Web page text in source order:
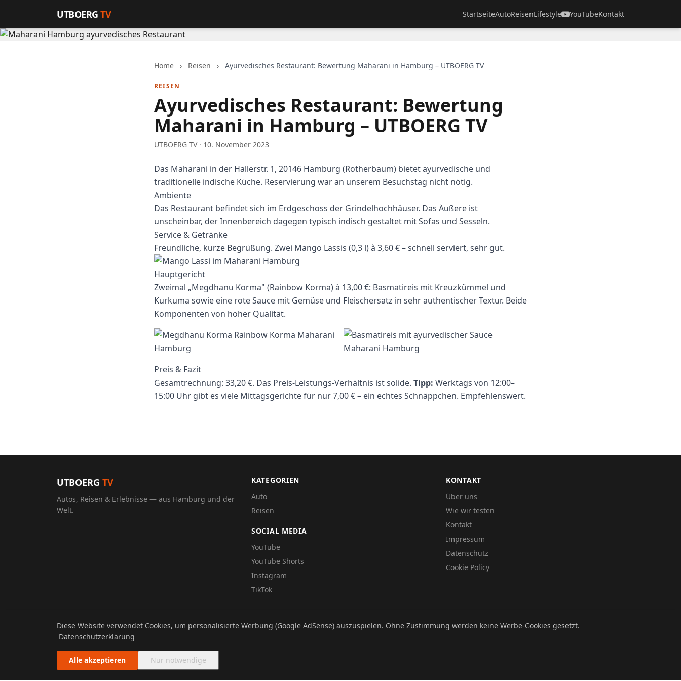
UTBOERGTV StartseiteAutoReisenLifestyle YouTubeKontakt
Home › Reisen › Ayurvedisches Restaurant: Bewertung Maharani in Hamburg – UTBOERG TV
REISEN
Ayurvedisches Restaurant: Bewertung
Maharani in Hamburg – UTBOERG TV
UTBOERG TV · 10. November 2023
Das Maharani in der Hallerstr. 1, 20146 Hamburg (Rotherbaum) bietet ayurvedische und
traditionelle indische Küche. Reservierung war an unserem Besuchstag nicht nötig.
Ambiente
Das Restaurant befindet sich im Erdgeschoss der Grindelhochhäuser. Das Äußere ist
unscheinbar, der Innenbereich dagegen typisch indisch gestaltet mit Sofas und Sesseln.
Service & Getränke
Freundliche, kurze Begrüßung. Zwei Mango Lassis (0,3 l) à 3,60 € – schnell serviert, sehr gut.
Hauptgericht
Zweimal „Megdhanu Korma" (Rainbow Korma) à 13,00 €: Basmatireis mit Kreuzkümmel und
Kurkuma sowie eine rote Sauce mit Gemüse und Fleischersatz in sehr authentischer Textur. Beide
Komponenten von hoher Qualität.
Preis & Fazit
Gesamtrechnung: 33,20 €. Das Preis-Leistungs-Verhältnis ist solide. Tipp: Werktags von 12:00–
15:00 Uhr gibt es viele Mittagsgerichte für nur 7,00 € – ein echtes Schnäppchen. Empfehlenswert.
UTBOERG TV
Autos, Reisen & Erlebnisse — aus Hamburg und der
Welt.
KATEGORIEN
Auto
Reisen
SOCIAL MEDIA
YouTube
YouTube Shorts
Instagram
TikTok
KONTAKT
Über uns
Wie wir testen
Kontakt
Impressum
Datenschutz
Cookie Policy
© 2026 UTBOERG TV DatenschutzImpressum
Diese Website verwendet Cookies, um personalisierte Werbung (Google AdSense) auszuspielen. Ohne Zustimmung werden keine Werbe-Cookies gesetzt.
Datenschutzerklärung
Alle akzeptieren Nur notwendige